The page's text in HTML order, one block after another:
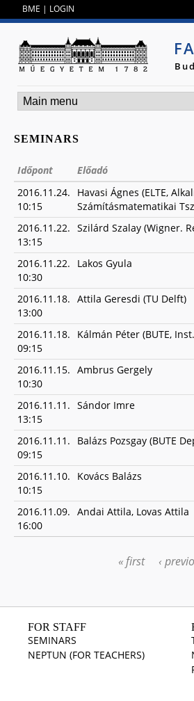
BME | LOGIN
SEMINARS
Időpont Előadó
2016.11.24.
10:15
Havasi Ágnes (ELTE,
Számításmatematikai
2016.11.22.
13:15
Szilárd Szalay (Wigner.
2016.11.22.
10:30
Lakos Gyula
2016.11.18.
13:00
Attila Geresdi (TU Delft)
2016.11.18.
09:15
Kálmán Péter (BUTE,
2016.11.15.
10:30
Ambrus Gergely
2016.11.11.
13:15
Sándor Imre
2016.11.11.
09:15
Balázs Pozsgay (BUTE
2016.11.10.
10:15
Kovács Balázs
2016.11.09.
16:00
Andai Attila, Lovas Attila
« first ‹
FOR STAFF
SEMINARS
NEPTUN (FOR TEACHERS)